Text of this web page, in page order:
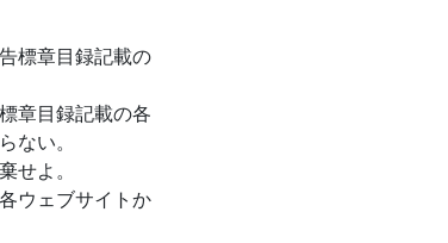
標章目録記載の
章目録記載の各
ない。
せよ。
ウェブサイトか